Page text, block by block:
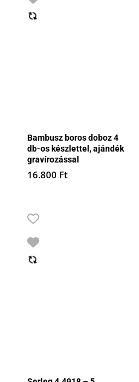
Bambusz boros doboz 4
db-os készlettel, ajándék
gravírozással
16.800 Ft